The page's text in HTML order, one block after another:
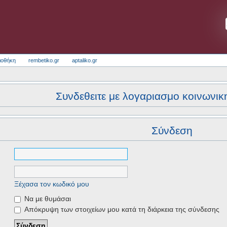
rembetiko.gr aptaliko.gr
Συνδεθειτε με λογαριασμο
Σύνδεση
Ξέχασα τον κωδικό μου
Να με θυμάσαι
Απόκρυψη των στοιχείων μου κατά τη διάρκεια της σύνδεσης